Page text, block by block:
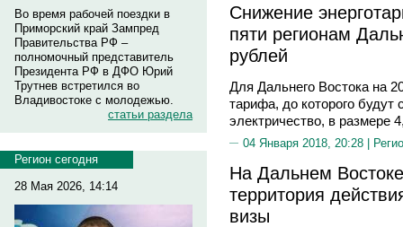
Во время рабочей поездки в
Приморский край Зампред
Правительства РФ –
полномочный представитель
Президента РФ в ДФО Юрий
Трутнев встретился во
Владивостоке с молодежью.
статьи раздела
Регион сегодня
28 Мая 2026, 14:14
Снижение
пяти регионам
рублей
Для Дальнего Востока на
тарифа, до которого
электричество, в размере
04 Января 2018, 20:28 |
На Дальнем
территория
визы